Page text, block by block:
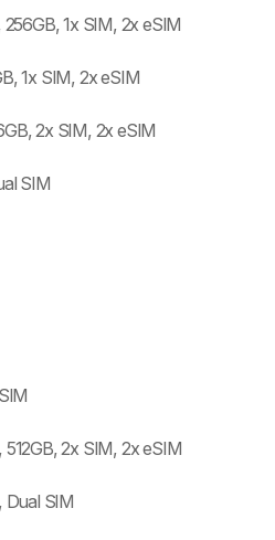
1x SIM, 2x eSIM
1x SIM, 2x eSIM
2x SIM, 2x eSIM
SIM
512GB, 2x SIM, 2x eSIM
Dual SIM